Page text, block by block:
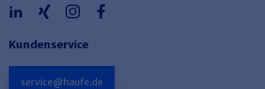
Kundenservice
service@haufe.de